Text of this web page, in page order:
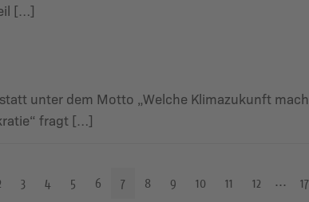
[…]
unter dem Motto „Welche Klimazukunft
fragt […]
3 4 5 6 7 8 9 10 11 12 17